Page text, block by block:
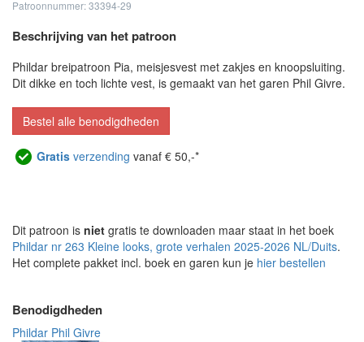
Patroonnummer: 33394-29
Beschrijving van het patroon
Phildar breipatroon Pia, meisjesvest met zakjes en knoopsluiting.
Dit dikke en toch lichte vest, is gemaakt van het garen Phil Givre.
Bestel alle benodigdheden
Gratis verzending vanaf € 50,-*
Dit patroon is niet gratis te downloaden maar staat in het boek
Phildar nr 263 Kleine looks, grote verhalen 2025-2026 NL/Duits.
Het complete pakket incl. boek en garen kun je hier bestellen
Benodigdheden
Phildar Phil Givre